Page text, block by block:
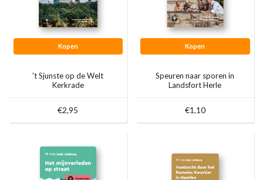
Kopen
't Sjunste op de Welt
Kerkrade
€2,95
Kopen
Speuren naar sporen in
Landsfort Herle
€1,10